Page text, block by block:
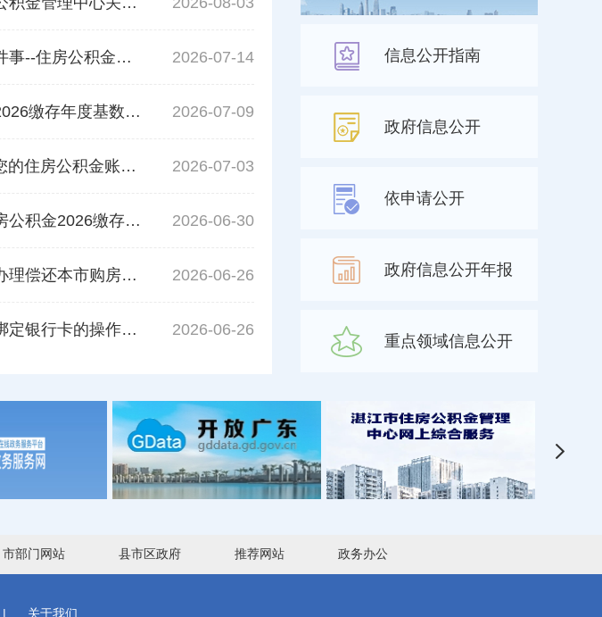
高效办成一件事--住房公积金个人住房贷款购房“一件事”申请办理指南 2026-07-14
住房公积金2026缴存年度基数调整答疑 2026-07-09
4.30亿元，您的住房公积金账户结息已到账！ 2026-07-03
关于开展住房公积金2026缴存年度基数调整工作的通知 2026-06-30
微信公众号办理偿还本市购房贷款提取的操作指引 2026-06-26
微信公众号绑定银行卡的操作指引 2026-06-26
信息公开指南
政府信息公开
依申请公开
政府信息公开年报
重点领域信息公开
市部门网站 县市区政府 推荐网站 政务办公
| 关于我们